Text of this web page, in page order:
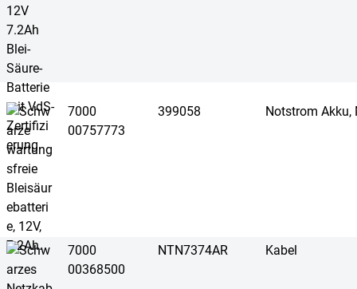
7000
00757773
399058 Notstrom Akku,
7000
00368500
NTN7374AR Kabel